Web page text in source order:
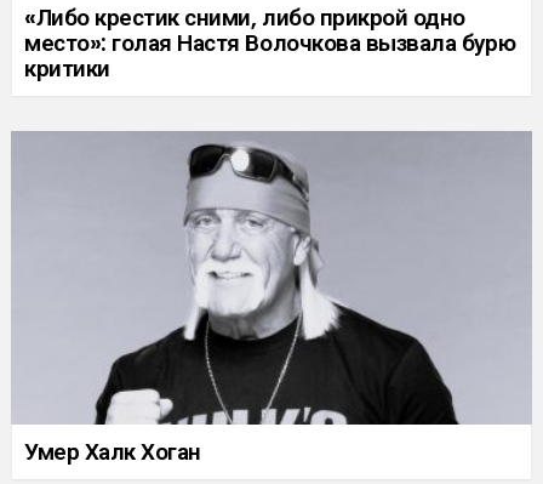
«Либо крестик сними, либо прикрой одно
место»: голая Настя Волочкова вызвала бурю
критики
Умер Халк Хоган